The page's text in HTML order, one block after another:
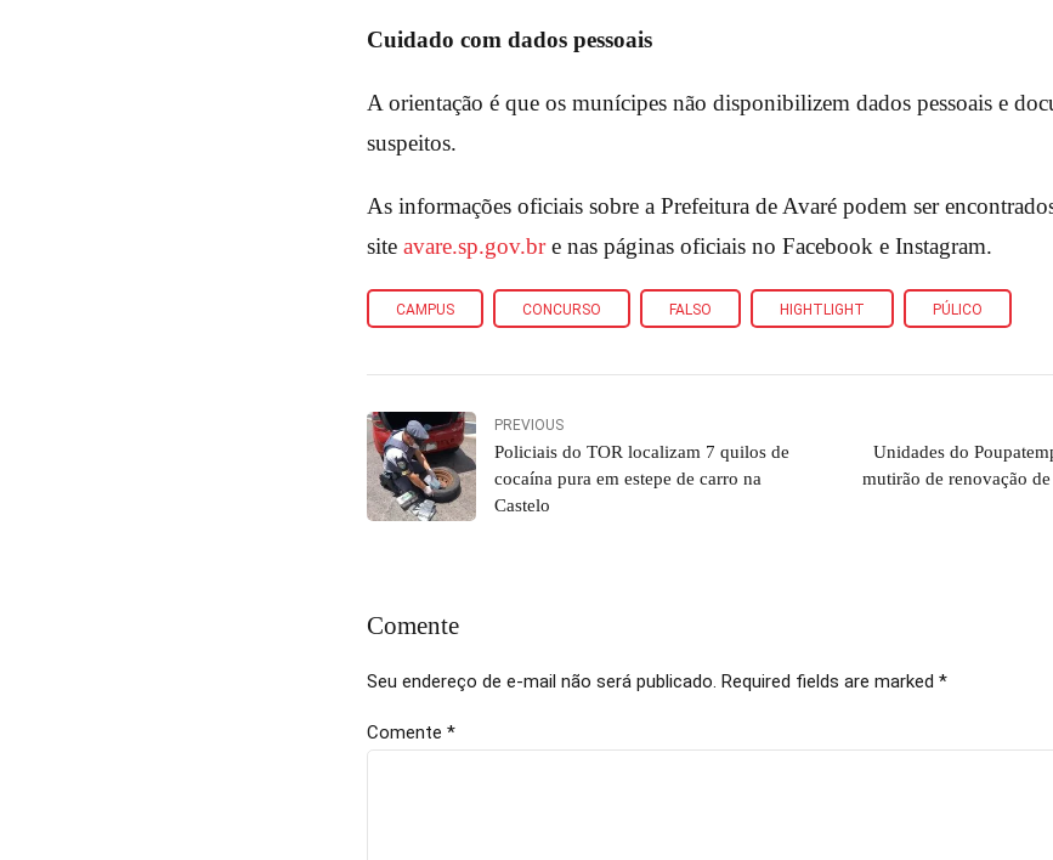
Cuidado com dados pessoais
A orientação é que os munícipes não disponibilizem dados pessoais e
suspeitos.
As informações oficiais sobre a Prefeitura de Avaré podem ser
site avare.sp.gov.bre nas páginas oficiais no Facebook e Instagram.
CAMPUS CONCURSO FALSO HIGHTLIGHT PÚLICO
PREVIOUS
Policiais do TOR localizam 7 quilos de
cocaína pura em estepe de carro na
Castelo
Unidades do
mutirão de renovação
Comente
Seu endereço de e-mail não será publicado. Required fields are marked *
Comente *